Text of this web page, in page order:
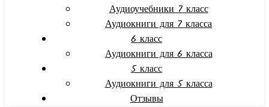
Аудиоучебники 7 класс
Аудиокниги для 7 класса
6 класс
Аудиокниги для 6 класса
5 класс
Аудиокниги для 5 класса
Отзывы